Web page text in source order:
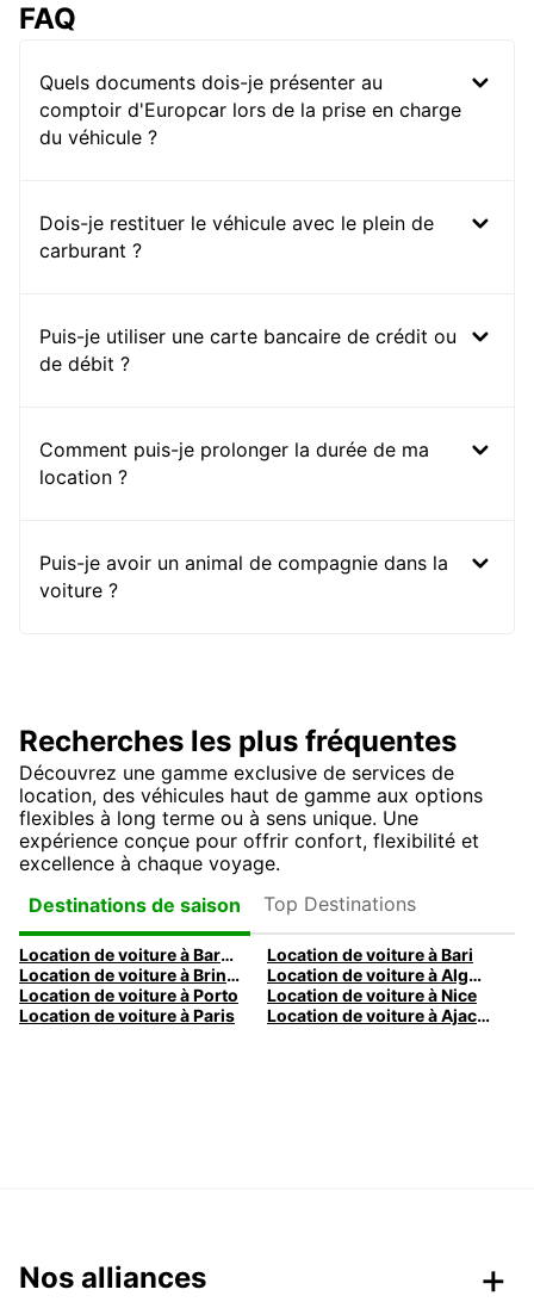
FAQ
Quels documents dois-je présenter au
comptoir d'Europcar lors de la prise en charge
du véhicule ?
Dois-je restituer le véhicule avec le plein de
carburant ?
Puis-je utiliser une carte bancaire de crédit ou
de débit ?
Comment puis-je prolonger la durée de ma
location ?
Puis-je avoir un animal de compagnie dans la
voiture ?
Recherches les plus fréquentes
Découvrez une gamme exclusive de services de
location, des véhicules haut de gamme aux options
flexibles à long terme ou à sens unique. Une
expérience conçue pour offrir confort, flexibilité et
excellence à chaque voyage.
Destinations de saison
Top Destinations
Location de voiture à Barcelone
Location de voiture à Bari
Location de voiture à Brindisi
Location de voiture à Alghero
Location de voiture à Porto
Location de voiture à Nice
Location de voiture à Paris
Location de voiture à Ajaccio
Nos alliances